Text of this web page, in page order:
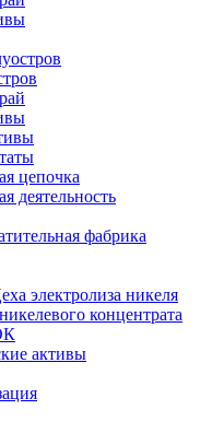
цепочка
деятельность
фабрика
электролиза никеля
концентрата
активы